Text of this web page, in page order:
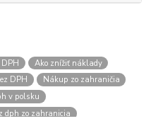
DPH
Ako znížiť náklady
DPH
Nákup zo zahraničia
v polsku
dph zo zahranicia